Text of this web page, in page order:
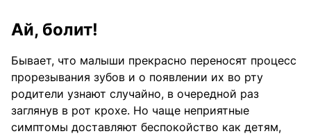
Ай, болит!
Бывает, что малыши прекрасно переносят процесс
прорезывания зубов и о появлении их во рту
родители узнают случайно, в очередной раз
заглянув в рот крохе. Но чаще неприятные
симптомы доставляют беспокойство как детям,